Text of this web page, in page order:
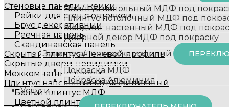
Плинтус напольный МДФ под
Плинтус потолочный МДФ под
Молдинг настенный МДФ под
Дверной декор МДФ под покраску
Заводская покраска изделий
Покраска МДФ
Покраска Алюминия
Услуги
Стеновые панели / Рейки
Рейки для стен с отделкой
Брус декоративный
Реечная панель
Скандинавская панель
Скрытый плинтус / Теневой профиль
Скрытые двери-невидимки
Межкомнатные двери
Плинтус напольный МДФ финишный
Белый плинтус МДФ
Цветной плинтус